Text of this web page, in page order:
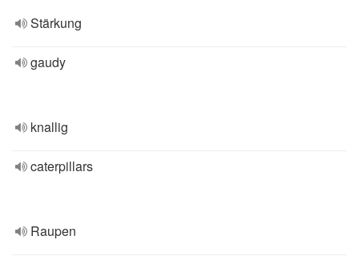
Stärkung
gaudy
knallig
caterpillars
Raupen